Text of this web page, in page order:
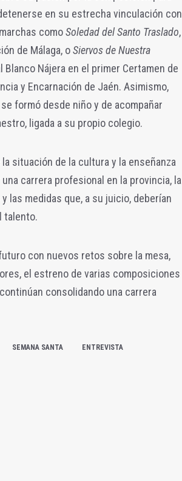
en su estrecha vinculación con
comoSoledad del Santo Traslado,
de Málaga, oSiervos de Nuestra
Nájera en el primer Certamen de
y Encarnación de Jaén. Asimismo,
formó desde niño y de acompañar
ligada a su propio colegio.
situación de la cultura y la enseñanza
carrera profesional en la provincia, la
las medidas que, a su juicio, deberían
talento.
con nuevos retos sobre la mesa,
el estreno de varias composiciones
consolidando una carrera
SEMANA SANTA ENTREVISTA